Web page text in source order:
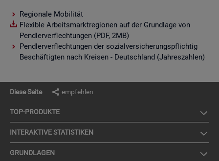
Regionale Mobilität
Flexible Arbeitsmarktregionen auf der Grundlage von
Pendlerverflechtungen (PDF, 2MB)
Pendlerverflechtungen der sozialversicherungspflichtig
Beschäftigten nach Kreisen - Deutschland (Jahreszahlen)
Diese Seite empfehlen
TOP-PRO­DUK­TE
IN­TER­AK­TI­VE STA­TIS­TI­KEN
GRUND­LA­GEN